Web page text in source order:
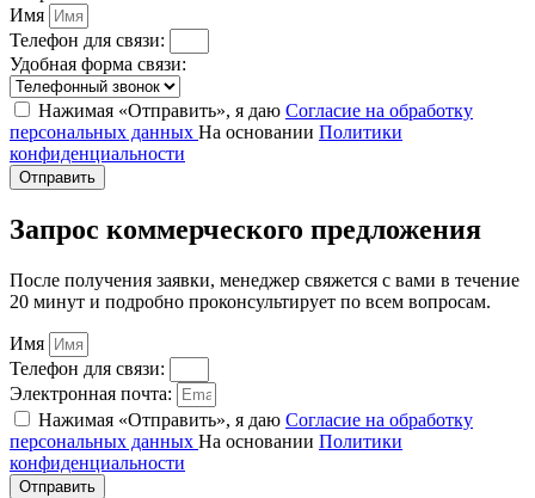
Имя
Телефон для связи:
Удобная форма связи:
Нажимая «Отправить», я даю Согласие на обработку
персональных данных На основании Политики
конфиденциальности
Отправить
Запрос коммерческого предложения
После получения заявки, менеджер свяжется с вами в течение
20 минут и подробно проконсультирует по всем вопросам.
Имя
Телефон для связи:
Электронная почта:
Нажимая «Отправить», я даю Согласие на обработку
персональных данных На основании Политики
конфиденциальности
Отправить